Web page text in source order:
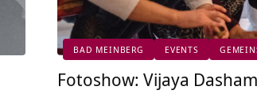
BAD MEINBERG EVENTS
Fotoshow: Vijaya